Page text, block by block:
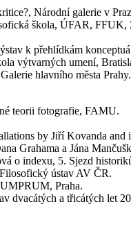
Národní galerie v
škola, ÚFAR, FFUK,
k přehlídkám
výtvarných umení,
hlavního města Prahy.
teorii fotografie, FAMU.
by Jiří Kovanda and
Grahama a Jána
o indexu, 5. Sjezd
ústav AV ČR.
Praha.
dvacátých a třicátých let